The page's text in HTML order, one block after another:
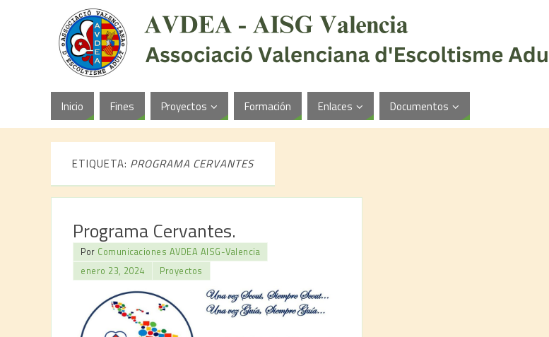
Inicio Fines Proyectos Formación Enlaces Documentos
ETIQUETA: PROGRAMA CERVANTES
Programa Cervantes.
Por Comunicaciones AVDEA AISG-Valencia
enero 23, 2024
Proyectos